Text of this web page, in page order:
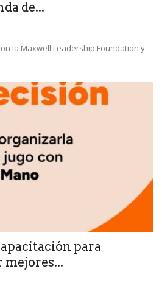
de...
la Maxwell Leadership Foundation y
para
mejores...